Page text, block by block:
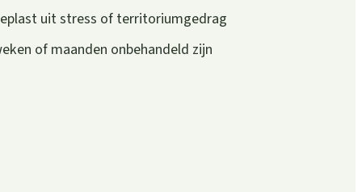
uit stress of territoriumgedrag
of maanden onbehandeld zijn